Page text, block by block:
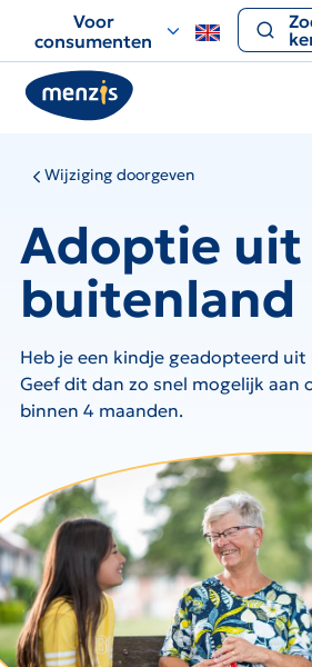
voor
snelle
navigatie
Voor
consumenten
Wijziging doorgeven
Adoptie
buitenland
Heb je een kindje geadopteerd
Geef dit dan zo snel mogelijk aan
binnen 4 maanden.